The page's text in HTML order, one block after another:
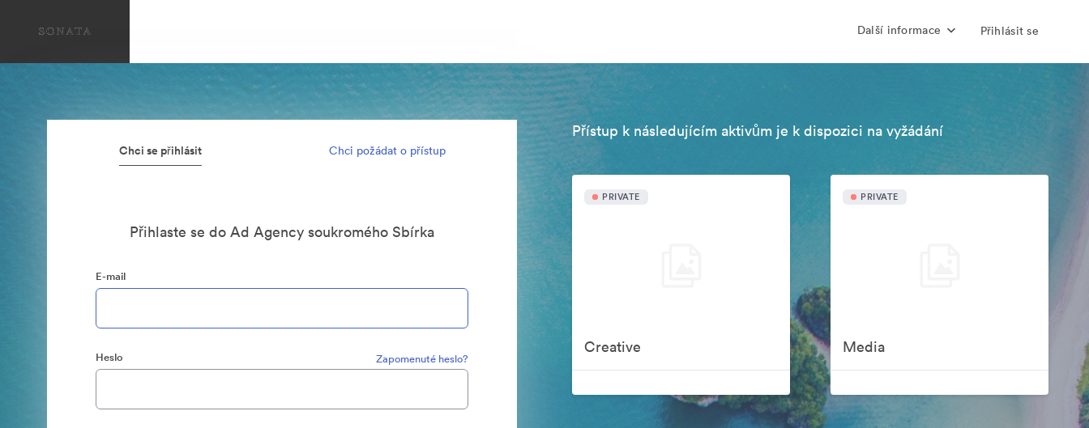
Další informace Přihlásit se
Chci se přihlásit Chci požádat o přístup
Přihlaste se do Ad Agency soukromého Sbírka
E-mail
Heslo Zapomenuté heslo?
Přístup k následujícím aktivům je k dispozici na vyžádání
PRIVATE
Creative
PRIVATE
Media